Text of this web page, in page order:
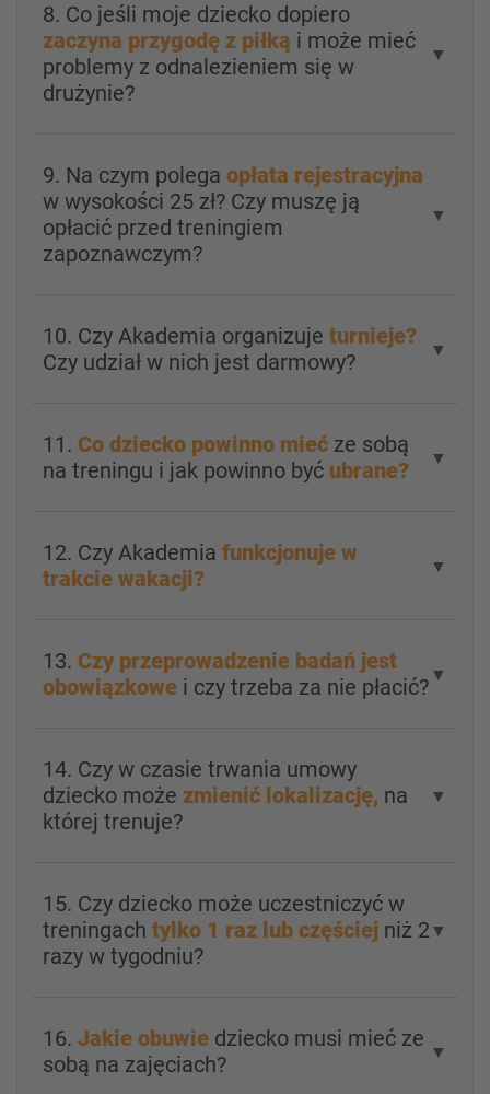
8. Co jeśli moje dziecko dopiero
zaczyna przygodę z piłką i może mieć
problemy z odnalezieniem się w
drużynie?
▼
9. Na czym polega opłata rejestracyjna
w wysokości 25 zł? Czy muszę ją
opłacić przed treningiem
zapoznawczym?
▼
10. Czy Akademia organizuje turnieje?
Czy udział w nich jest darmowy?
▼
11. Co dziecko powinno mieć ze sobą
na treningu i jak powinno być ubrane? ▼
12. Czy Akademia funkcjonuje w
trakcie wakacji?
▼
13. Czy przeprowadzenie badań jest
obowiązkowe i czy trzeba za nie płacić? ▼
14. Czy w czasie trwania umowy
dziecko może zmienić lokalizację, na
której trenuje?
▼
15. Czy dziecko może uczestniczyć w
treningach tylko 1 raz lub częściej niż 2
razy w tygodniu?
▼
16. Jakie obuwie dziecko musi mieć ze
sobą na zajęciach?
▼